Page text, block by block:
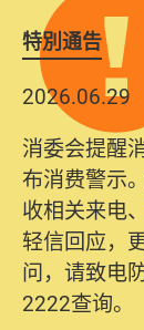
特別通告
2026.06.29
消委会提醒
布消费警示
收相关来电
轻信回应，
问，请致电
2222查询。